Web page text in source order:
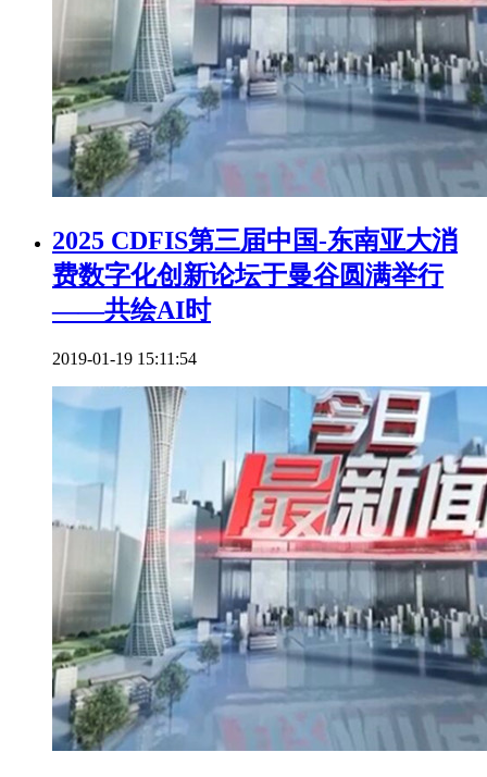
2025 CDFIS第三届中国-东南亚大消
费数字化创新论坛于曼谷圆满举行
——共绘AI时
2019-01-19 15:11:54